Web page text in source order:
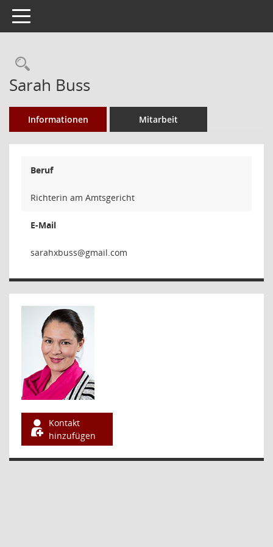
Toggle navigation
Rechercheauswahl
Sarah Buss
Informationen Mitarbeit
Beruf
Richterin am Amtsgericht
E-Mail
ssubx
Kontakt
hinzufügen